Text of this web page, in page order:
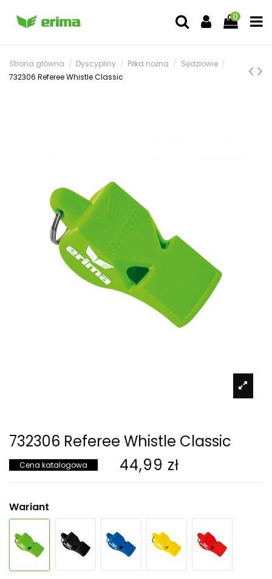
0
Strona główna Dyscypliny Piłka nożna
Sędziowie
732306 Referee Whistle Classic
732306 Referee Whistle Classic
Cena katalogowa 44,99 zł
Wariant